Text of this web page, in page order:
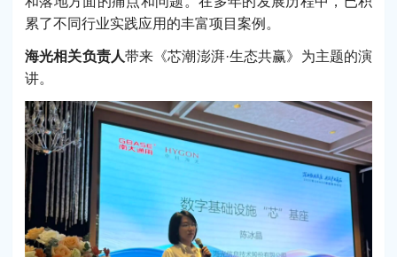
累了不同行业实践应用的丰富项目案例。
海光相关负责人带来《芯潮澎湃·生态共赢》为主题的演
讲。